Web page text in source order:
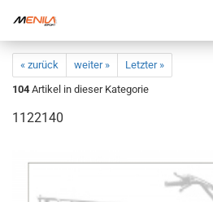
« zurück weiter »
Letzter »
104 Artikel in dieser Kategorie
1122140